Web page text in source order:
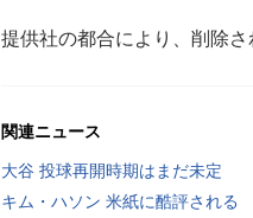
提供社の都合により、削除さ
関連ニュース
大谷 投球再開時期はまだ未定
キム・ハソン 米紙に酷評される